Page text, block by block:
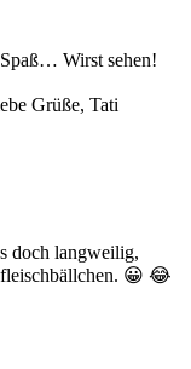
Wirst sehen!
Grüße, Tati
doch langweilig,
😀 😂